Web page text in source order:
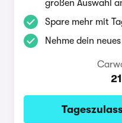
großen Auswahl
Spare mehr mit
Nehme dein